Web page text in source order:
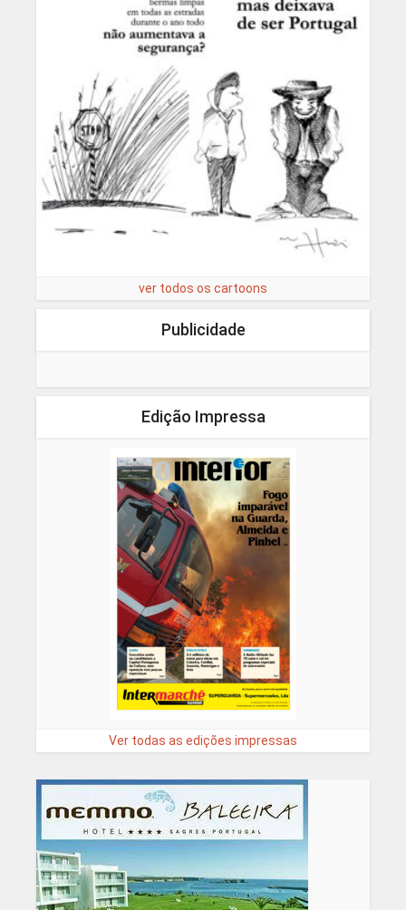
ver todos os cartoons
Publicidade
Edição Impressa
Ver todas as edições impressas